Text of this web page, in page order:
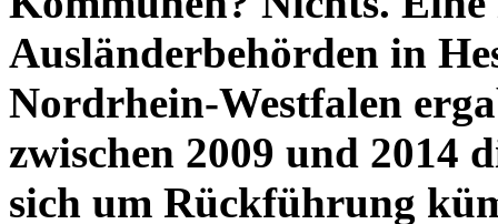
Ausländerbehörden in
Nordrhein-Westfalen
zwischen 2009 und 2014
sich um Rückführung